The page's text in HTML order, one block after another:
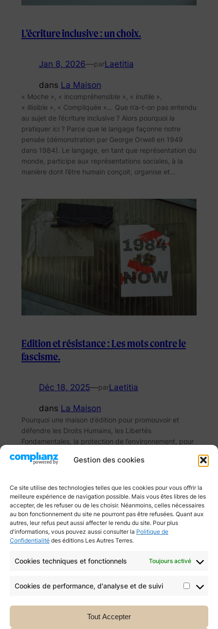
Gestion des cookies
Ce site utilise des technologies telles que les cookies pour vous offrir la
meilleure expérience de navigation possible. Mais vous êtes libres de les
accepter, de les refuser ou de les choisir. Néanmoins, celles nécessaires
au bon fonctionnement du site ne pourront pas être refusées. Quant aux
autres, leur refus peut aussi affecter le rendu du site. Pour plus
d'informations, vous pouvez aussi consulter la Politique de
Confidentialité des éditions Les Autres Terres.
Cookies techniques et fonctionnels Toujours activé
Cookies de performance, d'analyse et de suivi
de
Tout Accepter
L’écriture inclusive : un choix.
Jan 8, 2026—parLaetitia
dans La Maison
« Moche », « incompréhensible », « inutile »,
« illisible », « Compliquée »… Que n’a-t-on pas entendu
au sujet de l’écriture inclusive ? Alors pourquoi la
pratiquer ici ? Parce que le langage façonne notre
pensée (démonstration par George Orwell en 1949
dans 1984). Le langage, en tant que représentation du
monde, participe aux représentations sociales, à la
manière dont l’être humain conçoit, organise et…
Edition et résistance : Les mots contre le
fascisme.
Déc 18, 2025—parLaetitia
dans La Maison
Pourquoi une maison d’édition pour promouvoir et
défendre les Droits Humains, les Libertés
Fondamentales, la protection de l’environnement, pour
résister et lutter contre les systèmes de domination,
d’exploitation, la dictature, le fascisme, le
du langage, de la parole que se jettent les extrêmes-
droites en tout genre,…